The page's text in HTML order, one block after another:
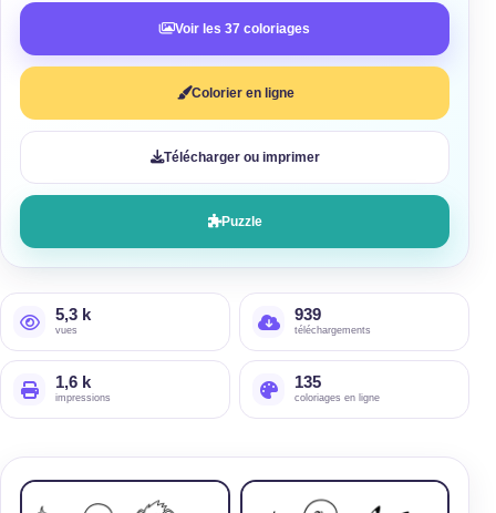
Voir les 37 coloriages
Colorier en ligne
Télécharger ou imprimer
Puzzle
5,3 k
vues
939
téléchargements
1,6 k
impressions
135
coloriages en ligne